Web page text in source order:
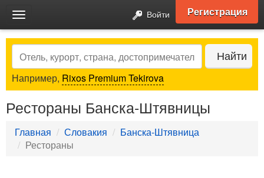
Toggle
navigation
Войти Регистрация
Search Найти
Например, Rixos Premium Tekirova
Рестораны Банска-Штявницы
Главная Словакия
Банска-Штявница
Рестораны